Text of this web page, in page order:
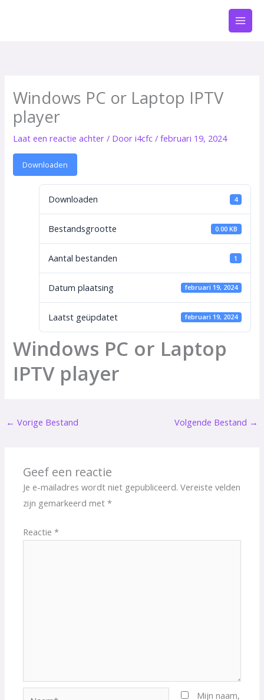
Windows PC or Laptop IPTV
player
Laat een reactie achter / Doori4cfc/februari 19, 2024
Downloaden
Downloaden 4
Bestandsgrootte 0.00 KB
Aantal bestanden 1
Datum plaatsing februari 19, 2024
Laatst geüpdatet februari 19, 2024
Windows PC or Laptop
IPTV player
← Vorige Bestand Volgende Bestand →
Geef een reactie
Je e-mailadres wordt niet gepubliceerd. Vereiste velden
zijn gemarkeerd met*
Reactie*
Mijn naam,